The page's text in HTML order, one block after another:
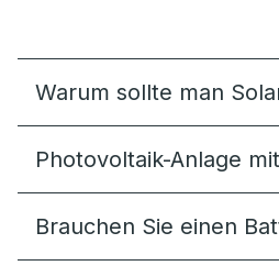
Warum sollte man
Photovoltaik-Anlage
Brauchen Sie einen